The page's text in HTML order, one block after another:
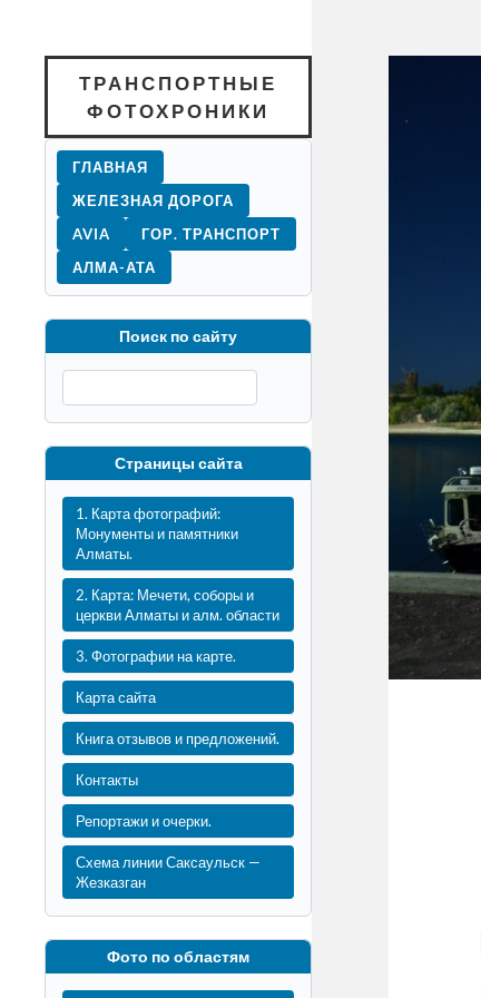
ТРАНСПОРТНЫЕ
ФОТОХРОНИКИ
ГЛАВНАЯ
ЖЕЛЕЗНАЯ ДОРОГА
AVIA
ГОР. ТРАНСПОРТ
АЛМА-АТА
Поиск по сайту
Страницы сайта
1. Карта фотографий:
Монументы и памятники
Алматы.
2. Карта: Мечети, соборы и
церкви Алматы и алм. области
3. Фотографии на карте.
Карта сайта
Книга отзывов и предложений.
Контакты
Репортажи и очерки.
Схема линии Саксаульск —
Жезказган
Фото по областям